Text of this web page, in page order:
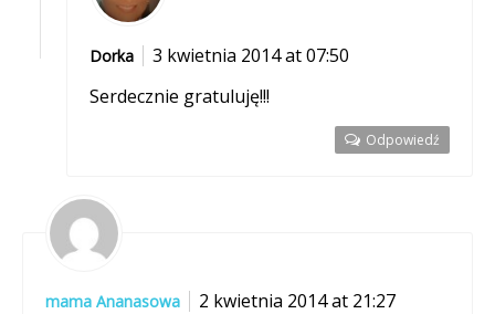
Dorka
3 kwietnia 2014 at 07:50
Serdecznie gratuluję!!!
Odpowiedź
mama Ananasowa
2 kwietnia 2014 at 21:27